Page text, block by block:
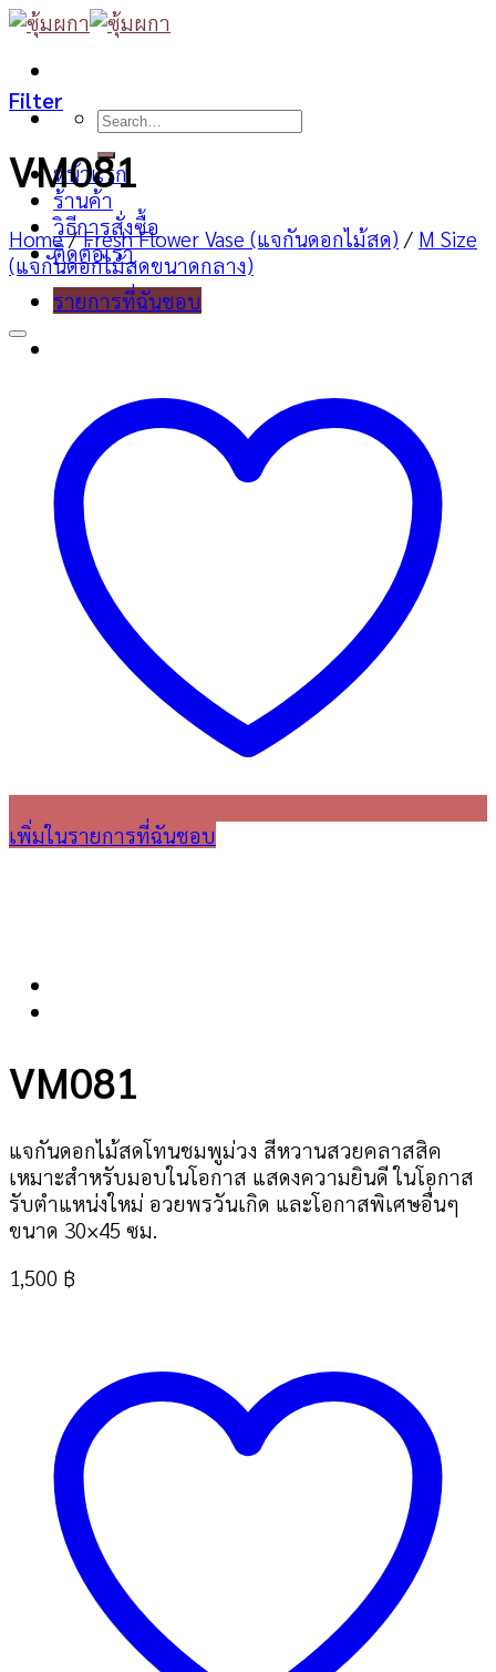
Skip
content
Search
หน้าแรก
ร้านค้า
วิธีการสั่งซื้อ
ติดต่อเรา
รายการที่ฉันชอบ
Filter
VM081
Home / Fresh Flower Vase (แจกันดอกไม้สด) / M Size
(แจกันดอกไม้สดขนาดกลาง)
เพิ่มในรายการที่ฉันชอบ
VM081
แจกันดอกไม้สดโทนชมพูม่วง สีหวานสวยคลาสสิค
เหมาะสำหรับมอบในโอกาส แสดงความยินดี ในโอกาส
รับตำแหน่งใหม่ อวยพรวันเกิด และโอกาสพิเศษอื่นๆ
ขนาด 30×45 ซม.
1,500 ฿